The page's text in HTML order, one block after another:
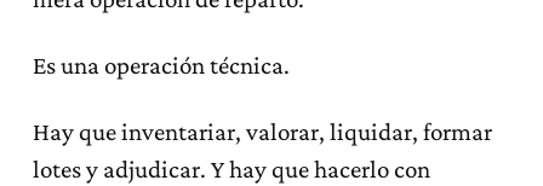
Es una operación técnica.
Hay que inventariar, valorar, liquidar, formar
lotes y adjudicar. Y hay que hacerlo con